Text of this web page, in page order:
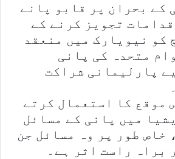
کے بحران پر قابو پانے
تجویز کرنے کے
24 مارچ کو نیویارک میں منعقد
متحدہ کی پانی
پارلیمانی شراکت
موقع کا استعمال کرتے
میں پانی کے مسائل
خاص طور پر وہ مسائل جن
براہ راست اثر ہے۔